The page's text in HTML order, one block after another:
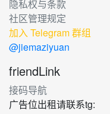
隐私权与条款
社区管理规定
加入 Telegram 群组
@jiemaziyuan
friendLink
接码导航
广告位出租请联系tg: